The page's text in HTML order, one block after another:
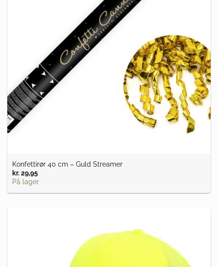
Konfettirør 40 cm – Guld Streamer
kr.29,95
På lager